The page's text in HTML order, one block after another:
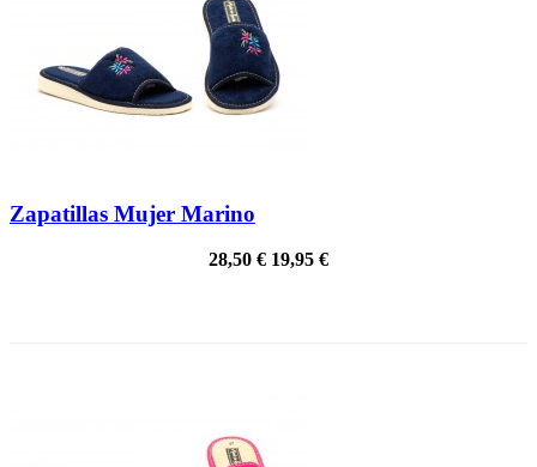
Zapatillas Mujer Marino
28,50 € 19,95 €